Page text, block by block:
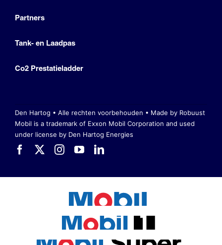
Partners
Tank- en Laadpas
Co2 Prestatieladder
Den Hartog • Alle rechten voorbehouden • Made by Robuust
Mobil is a trademark of Exxon Mobil Corporation and used
under license by Den Hartog Energies